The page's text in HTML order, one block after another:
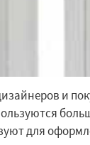
и
для